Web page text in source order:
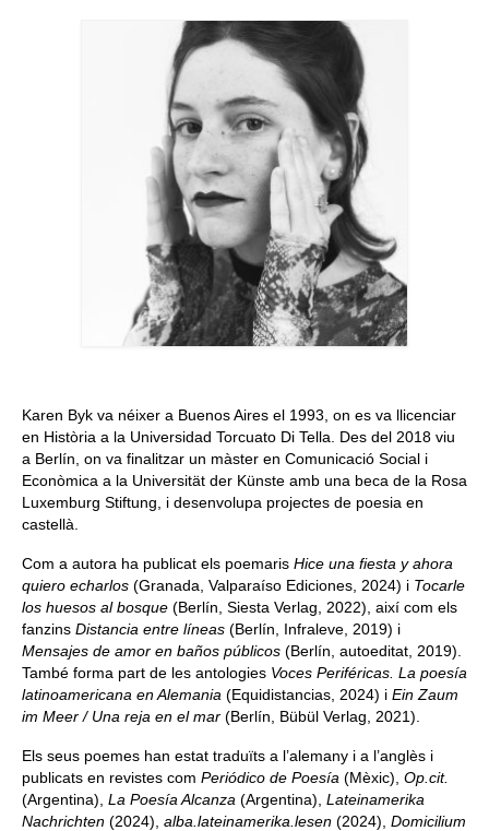
Queda’t amb nosaltres
Karen Byk va néixer a Buenos Aires el 1993, on es va llicenciar
en Història a la Universidad Torcuato Di Tella. Des del 2018 viu
a Berlín, on va finalitzar un màster en Comunicació Social i
Econòmica a la Universität der Künste amb una beca de la Rosa
Luxemburg Stiftung, i desenvolupa projectes de poesia en
castellà.
Com a autora ha publicat els poemaris Hice una fiesta y ahora
quiero echarlos (Granada, Valparaíso Ediciones, 2024) i Tocarle
los huesos al bosque (Berlín, Siesta Verlag, 2022), així com els
fanzins Distancia entre líneas (Berlín, Infraleve, 2019) i
Mensajes de amor en baños públicos (Berlín, autoeditat, 2019).
També forma part de les antologies Voces Periféricas. La poesía
latinoamericana en Alemania (Equidistancias, 2024) i Ein Zaum
im Meer / Una reja en el mar (Berlín, Bübül Verlag, 2021).
Els seus poemes han estat traduïts a l’alemany i a l’anglès i
publicats en revistes com Periódico de Poesía (Mèxic), Op.cit.
(Argentina), La Poesía Alcanza (Argentina), Lateinamerika
Nachrichten (2024), alba.lateinamerika.lesen (2024), Domicilium